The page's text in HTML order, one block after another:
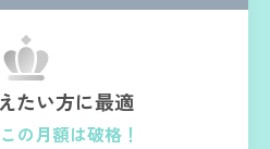
たい方に最適
の月額は破格！